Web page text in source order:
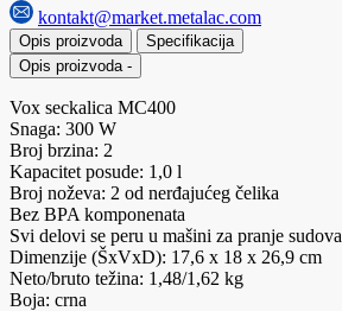
kontakt@market.metalac.com
Opis proizvoda
Specifikacija
Opis proizvoda -
Vox seckalica MC400
Snaga: 300 W
Broj brzina: 2
Kapacitet posude: 1,0 l
Broj noževa: 2 od nerđajućeg čelika
Bez BPA komponenata
Svi delovi se peru u mašini za pranje sudova
Dimenzije (ŠxVxD): 17,6 x 18 x 26,9 cm
Neto/bruto težina: 1,48/1,62 kg
Boja: crna